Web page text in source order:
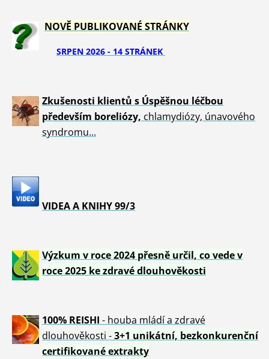
NOVĚ PUBLIKOVANÉ STRÁNKY
SRPEN 2026 - 14 STRÁNEK
Zkušenosti klientů s Úspěšnou léčbou
především boreliózy, chlamydiózy, únavového
syndromu...
VIDEA A KNIHY 99/3
Výzkum v roce 2024 přesně určil, co vede v
roce 2025 ke zdravé dlouhověkosti
100% REISHI - houba mládí a zdravé
dlouhověkosti -3+1 unikátní, bezkonkurenční
certifikované extrakty